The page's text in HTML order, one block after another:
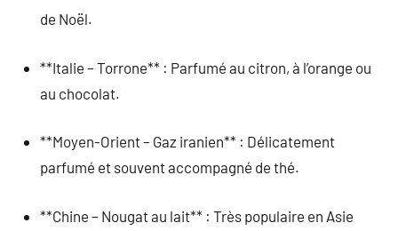
de Noël.
**Italie – Torrone** : Parfumé au citron, à l’orange ou
au chocolat.
**Moyen-Orient – Gaz iranien** : Délicatement
parfumé et souvent accompagné de thé.
**Chine – Nougat au lait** : Très populaire en Asie